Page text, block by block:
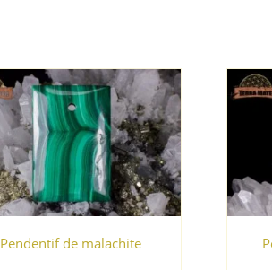
Pendentif de malachite